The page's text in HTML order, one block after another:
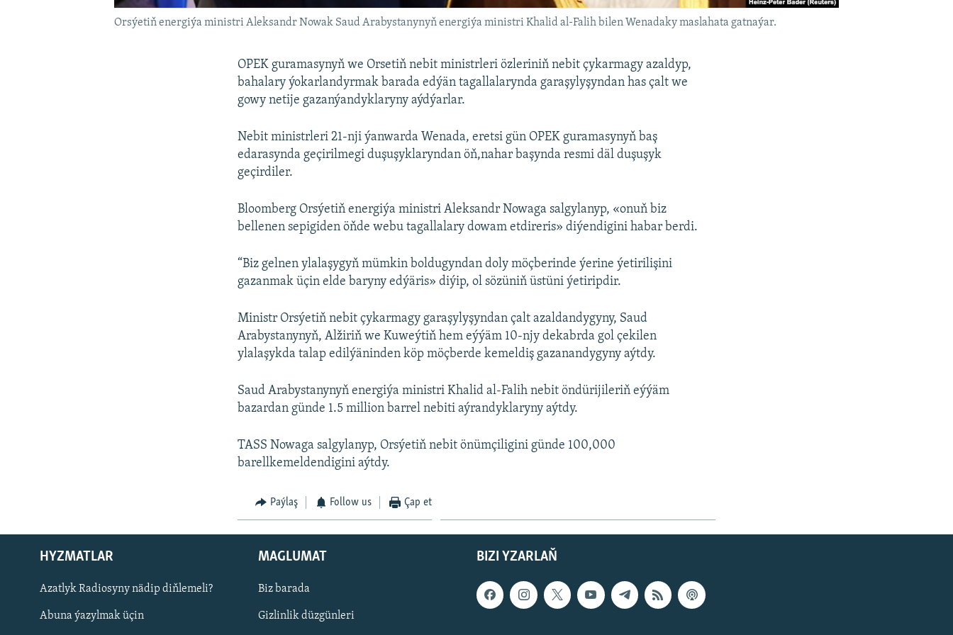
Русский
BIZI YZARLAŇ
Orsýetiň energiýa ministri Aleksandr Nowak Saud Arabystanynyň energiýa ministri Khalid al-Falih bilen Wenadaky maslahata gatnaýar.
OPEK guramasynyň we Orsetiň nebit ministrleri özleriniň nebit çykarmagy azaldyp,
bahalary ýokarlandyrmak barada edýän tagallalarynda garaşylyşyndan has çalt we
gowy netije gazanýandyklaryny aýdýarlar.
Nebit ministrleri 21-nji ýanwarda Wenada, eretsi gün OPEK guramasynyň baş
edarasynda geçirilmegi duşuşyklaryndan öň,nahar başynda resmi däl duşuşyk
geçirdiler.
Bloomberg Orsýetiň energiýa ministri Aleksandr Nowaga salgylanyp, «onuň biz
bellenen sepigiden öňde webu tagallalary dowam etdireris» diýendigini habar berdi.
“Biz gelnen ylalaşygyň mümkin boldugyndan doly möçberinde ýerine ýetirilişini
gazanmak üçin elde baryny edýäris» diýip, ol sözüniň üstüni ýetiripdir.
Ministr Orsýetiň nebit çykarmagy garaşylyşyndan çalt azaldandygyny, Saud
Arabystanynyň, Alžiriň we Kuweýtiň hem eýýäm 10-njy dekabrda gol çekilen
ylalaşykda talap edilýäninden köp möçberde kemeldiş gazanandygyny aýtdy.
Saud Arabystanynyň energiýa ministri Khalid al-Falih nebit öndürijileriň eýýäm
bazardan günde 1.5 million barrel nebiti aýrandyklaryny aýtdy.
TASS Nowaga salgylanyp, Orsýetiň nebit önümçiligini günde 100,000
barellkemeldendigini aýtdy.
Paýlaş Follow us Çap et
BIZI YZARLAŇ
HYZMATLAR
Azatlyk Radiosyny nädip diňlemeli?
Abuna ýazylmak üçin
MAGLUMAT
Biz barada
Gizlinlik düzgünleri